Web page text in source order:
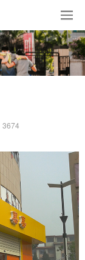
3674